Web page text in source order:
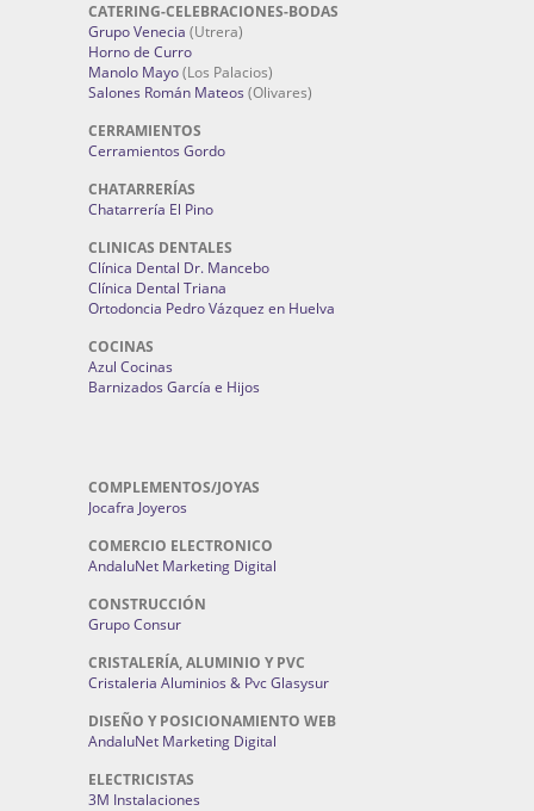
CATERING-CELEBRACIONES-BODAS
Grupo Venecia (Utrera)
Horno de Curro
Manolo Mayo(Los Palacios)
Salones Román Mateos (Olivares)
CERRAMIENTOS
Cerramientos Gordo
CHATARRERÍAS
Chatarrería El Pino
CLINICAS DENTALES
Clínica Dental Dr. Mancebo
Clínica Dental Triana
Ortodoncia Pedro Vázquez en Huelva
COCINAS
Azul Cocinas
Barnizados García e Hijos
COMPLEMENTOS/JOYAS
Jocafra Joyeros
COMERCIO ELECTRONICO
AndaluNet Marketing Digital
CONSTRUCCIÓN
Grupo Consur
CRISTALERÍA, ALUMINIO Y PVC
Cristaleria Aluminios & Pvc Glasysur
DISEÑO Y POSICIONAMIENTO WEB
AndaluNet Marketing Digital
ELECTRICISTAS
3M Instalaciones